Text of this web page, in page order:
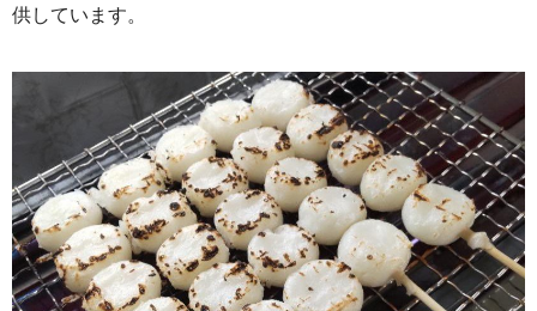
供しています。